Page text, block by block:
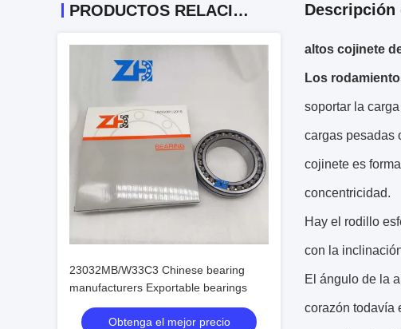
PRODUCTOS RELACIONADOS
23032MB/W33C3 Chinese bearing
manufacturers Exportable bearings
Obtenga el mejor precio
altos cojinete
Los
soportar la
cargas pesadas
cojinete es
concentricidad.
Hay el rodillo
con la
El ángulo de la
corazón todavía